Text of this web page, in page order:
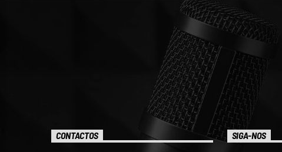
CONTACTOS SIGA-NOS